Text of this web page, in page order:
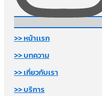
>> หน้าเเรก
>> บทความ
>> เกี่ยวกับเรา
>> บริการ